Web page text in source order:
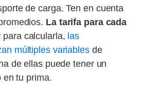
de carga. Ten en cuenta
La tarifa para cada
para calcularla, las
múltiples variablesde
de ellas puede tener un
en tu prima.